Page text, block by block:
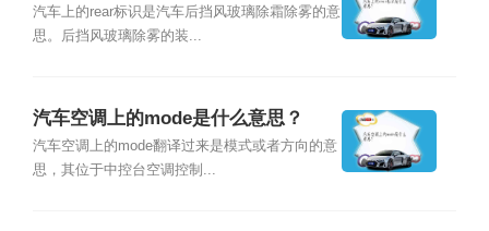
汽车上的rear标识是汽车后挡风玻璃除霜除雾的意
思。后挡风玻璃除雾的装...
汽车空调上的mode是什么意思？
汽车空调上的mode翻译过来是模式或者方向的意
思，其位于中控台空调控制...